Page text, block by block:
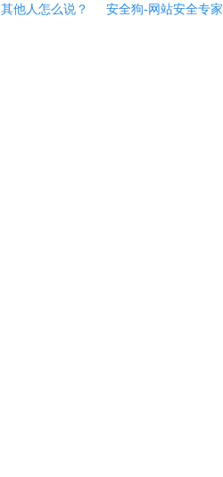
其他人怎么说？ 安全狗-网站安全专家